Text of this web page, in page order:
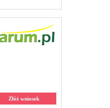
Złóż wniosek